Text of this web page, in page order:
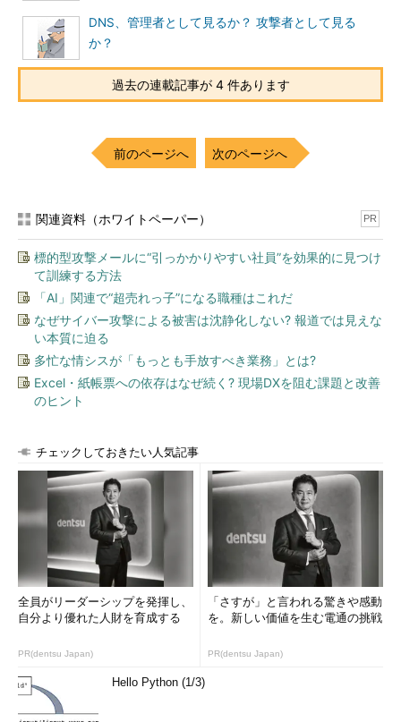
以下に示した図が、上記の設定を施した後のLanSpyの結果で
ある。
これを見ると、ユーザー情報をはじめ取得可能だった情報が大
■Windows Server 2003の場合
レジストリでの設定方法
レジストリエディタを使用し下記のように設定変更を行う。
レ
ト
キ
\HKEY_LOCAL_MACHINE\SYSTEM\CurrentControlSet\Control\Lsa
設
す
べ
き
値
EveryoneIncludesAnonymous
RestrictAnonymous
Windows 2000と同じ要領で、下記のような組み合わせへと変
更を行う。
DNS、管理者として見るか？ 攻撃者として見る
か？
過去の連載記事が 4 件あります
前のページへ 次のページへ
関連資料（ホワイトペーパー） PR
標的型攻撃メールに“引っかかりやすい社員”を効果的に見つけ
て訓練する方法
「AI」関連で“超売れっ子”になる職種はこれだ
なぜサイバー攻撃による被害は沈静化しない? 報道では見えな
い本質に迫る
多忙な情シスが「もっとも手放すべき業務」とは?
Excel・紙帳票への依存はなぜ続く? 現場DXを阻む課題と改善
のヒント
チェックしておきたい人気記事
全員がリーダーシップを発揮し、
自分より優れた人財を育成する
PR(dentsu Japan)
「さすが」と言われる驚きや感動
を。新しい価値を生む電通の挑戦
PR(dentsu Japan)
Hello Python (1/3)